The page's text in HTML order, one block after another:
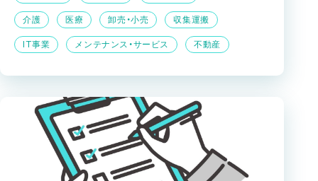
IT事業 メンテナンス・サービス 不動産
介護 医療 卸売・小売 収集運搬